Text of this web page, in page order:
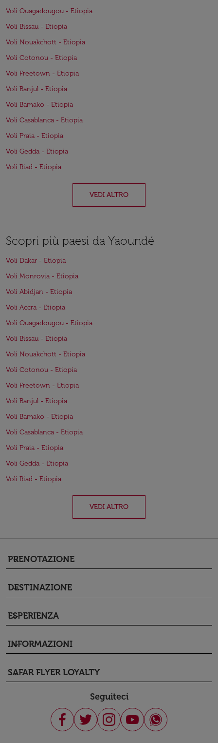
Voli Ouagadougou - Etiopia
Voli Bissau - Etiopia
Voli Nouakchott - Etiopia
Voli Cotonou - Etiopia
Voli Freetown - Etiopia
Voli Banjul - Etiopia
Voli Bamako - Etiopia
Voli Casablanca - Etiopia
Voli Praia - Etiopia
Voli Gedda - Etiopia
Voli Riad - Etiopia
VEDI ALTRO
Scopri più paesi da Yaoundé
Voli Dakar - Etiopia
Voli Monrovia - Etiopia
Voli Abidjan - Etiopia
Voli Accra - Etiopia
Voli Ouagadougou - Etiopia
Voli Bissau - Etiopia
Voli Nouakchott - Etiopia
Voli Cotonou - Etiopia
Voli Freetown - Etiopia
Voli Banjul - Etiopia
Voli Bamako - Etiopia
Voli Casablanca - Etiopia
Voli Praia - Etiopia
Voli Gedda - Etiopia
Voli Riad - Etiopia
VEDI ALTRO
PRENOTAZIONE
keyboard_arrow_down
DESTINAZIONE
keyboard_arrow_down
ESPERIENZA
keyboard_arrow_down
INFORMAZIONI
keyboard_arrow_down
SAFAR FLYER LOYALTY
keyboard_arrow_down
Seguiteci